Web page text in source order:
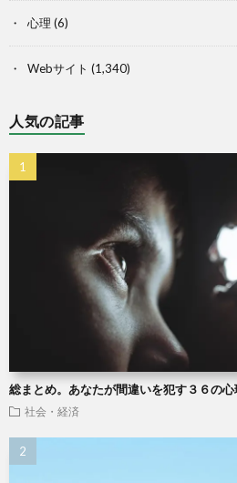
心理 (6)
Webサイト (1,340)
人気の記事
総まとめ。あなたが間違いを犯す３６の
社会・経済